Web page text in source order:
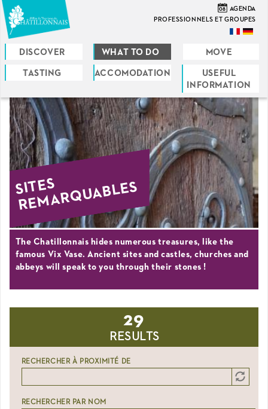
Skip
to
main
content
08 AGENDA
PROFESSIONNELS ET GROUPES
DISCOVER WHAT TO DO MOVE
TASTING ACCOMODATION
USEFUL
INFORMATION
are
here
SITES
REMARQUABLES
The Chatillonnais hides numerous treasures, like the
famous Vix Vase. Ancient sites and castles, churches and
abbeys will speak to you through their stones !
29
RESULTS
RECHERCHER À PROXIMITÉ DE
RECHERCHER PAR NOM